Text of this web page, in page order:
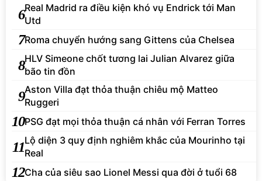
6Real Madrid ra điều kiện khó vụ Endrick tới Man
Utd
7Roma chuyển hướng sang Gittens của Chelsea
8HLV Simeone chốt tương lai Julian Alvarez giữa
bão tin đồn
9Aston Villa đạt thỏa thuận chiêu mộ Matteo
Ruggeri
10PSG đạt mọi thỏa thuận cá nhân với Ferran Torres
11Lộ diện 3 quy định nghiêm khắc của Mourinho tại
Real
12Cha của siêu sao Lionel Messi qua đời ở tuổi 68